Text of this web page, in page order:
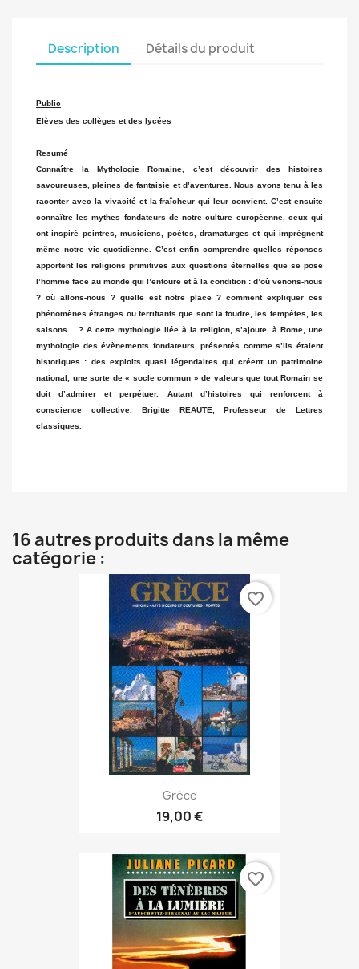
Description Détails du produit
Public
Elèves des collèges et des lycées
Resumé
Connaître la Mythologie Romaine, c’est découvrir des histoires
savoureuses, pleines de fantaisie et d’aventures. Nous avons tenu à les
raconter avec la vivacité et la fraîcheur qui leur convient. C’est ensuite
connaître les mythes fondateurs de notre culture européenne, ceux qui
ont inspiré peintres, musiciens, poètes, dramaturges et qui imprègnent
même notre vie quotidienne. C’est enfin comprendre quelles réponses
apportent les religions primitives aux questions éternelles que se pose
l’homme face au monde qui l’entoure et à la condition : d’où venons-nous
? où allons-nous ? quelle est notre place ? comment expliquer ces
phénomènes étranges ou terrifiants que sont la foudre, les tempêtes, les
saisons… ? A cette mythologie liée à la religion, s’ajoute, à Rome, une
mythologie des évènements fondateurs, présentés comme s’ils étaient
historiques : des exploits quasi légendaires qui créent un patrimoine
national, une sorte de « socle commun » de valeurs que tout Romain se
doit d’admirer et perpétuer. Autant d’histoires qui renforcent à
conscience collective. Brigitte REAUTE, Professeur de Lettres
classiques.
16 autres produits dans la même
catégorie :
Grèce
19,00 €
favorite_border
favorite_border